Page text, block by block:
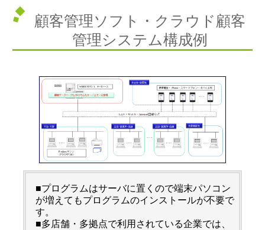
顧客管理ソフト・クラウド顧客
管理システム構成例
■プログラムはサーバに置くので端末パソコン
が増えてもプログラムのインストールが不要で
す。
■多店舗・多拠点で利用されている企業では、